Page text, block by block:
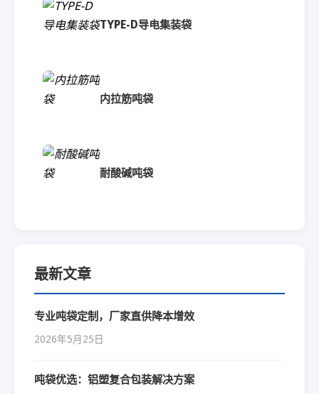
TYPE-D导电集装袋
内拉筋吨袋
耐酸碱吨袋
最新文章
专业吨袋定制，厂家直供降本增效
2026年5月25日
吨袋优选：铝塑复合包装解决方案